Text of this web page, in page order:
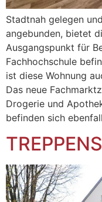
Stadtnah gelegen
angebunden, bietet
Ausgangspunkt für
Fachhochschule
ist diese Wohnung
Das neue
Drogerie und
befinden sich